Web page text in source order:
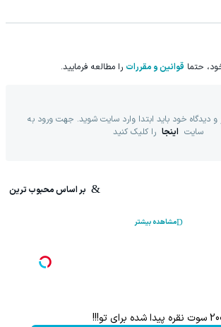
حتما قوانین و مقررات را مطالعه فرمایید.
دیدگاه خود باید ابتدا وارد سایت شوید. جهت ورود به
سایت اینجا را کلیک کنید
بر اساس محبوب ترین
مشاهده بیشتر
پیدا شده برای تو!!!